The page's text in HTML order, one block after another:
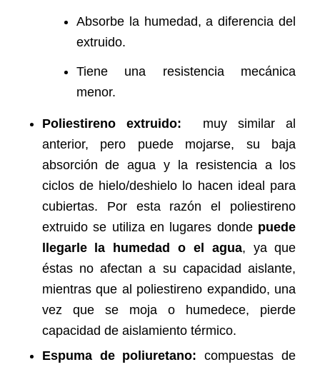
Absorbe la humedad, a diferencia del
extruido.
Tiene una resistencia mecánica
menor.
Poliestireno extruido: muy similar al
anterior, pero puede mojarse, su baja
absorción de agua y la resistencia a los
ciclos de hielo/deshielo lo hacen ideal para
cubiertas. Por esta razón el poliestireno
extruido se utiliza en lugares donde puede
llegarle la humedad o el agua, ya que
éstas no afectan a su capacidad aislante,
mientras que al poliestireno expandido, una
vez que se moja o humedece, pierde
capacidad de aislamiento térmico.
Espuma de poliuretano:compuestas de